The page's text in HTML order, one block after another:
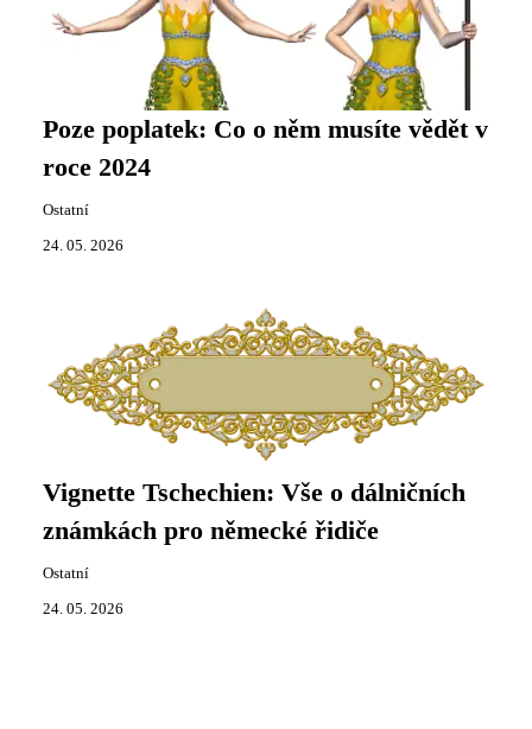
Poze poplatek: Co o něm musíte vědět v
roce 2024
Ostatní
24. 05. 2026
Vignette Tschechien: Vše o dálničních
známkách pro německé řidiče
Ostatní
24. 05. 2026